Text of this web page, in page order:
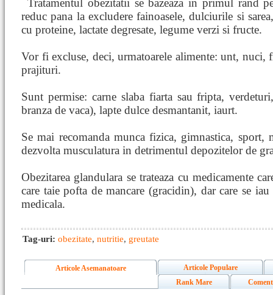
Tratamentul obezitatii se bazeaza in primul rand
reduc pana la excludere fainoasele, dulciurile si
cu proteine, lactate degresate, legume verzi si fructe.
Vor fi excluse, deci, urmatoarele alimente: unt, nuci,
prajituri.
Sunt permise: carne slaba fiarta sau fripta,
branza de vaca), lapte dulce desmantanit, iaurt.
Se mai recomanda munca fizica, gimnastica, sport,
dezvolta musculatura in detrimentul depozitelor de
Obezitarea glandulara se trateaza cu medicamente
care taie pofta de mancare (gracidin), dar care se
medicala.
Tag-uri: obezitate, nutritie, greutate
Articole Asemanatoare
Articole Populare
Rank Mare